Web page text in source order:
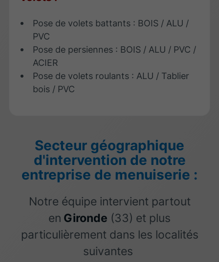
Pose de volets battants : BOIS / ALU /
PVC
Pose de persiennes : BOIS / ALU / PVC /
ACIER
Pose de volets roulants : ALU / Tablier
bois / PVC
Secteur géographique
d'intervention de notre
entreprise de menuiserie :
Notre équipe intervient partout
en Gironde (33) et plus
particulièrement dans les localités
suivantes